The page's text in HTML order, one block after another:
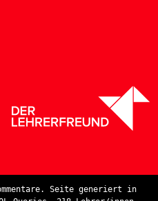
Seite generiert in